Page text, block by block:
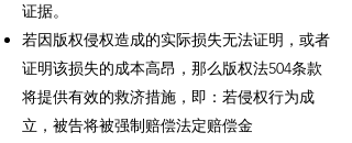
证据。
若因版权侵权造成的实际损失无法证明，或者
证明该损失的成本高昂，那么版权法504条款
将提供有效的救济措施，即：若侵权行为成
立，被告将被强制赔偿法定赔偿金